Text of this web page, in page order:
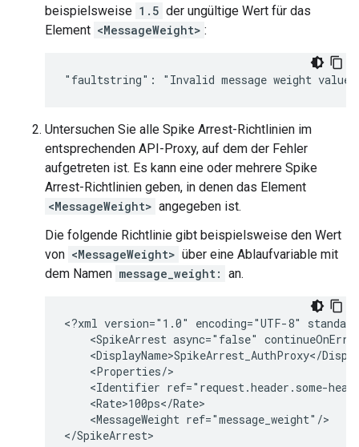
beispielsweise 1.5 der ungültige Wert für das
Element <MessageWeight> :
Untersuchen Sie alle Spike Arrest-Richtlinien im
entsprechenden API-Proxy, auf dem der Fehler
aufgetreten ist. Es kann eine oder mehrere Spike
Arrest-Richtlinien geben, in denen das Element
<MessageWeight> angegeben ist.
Die folgende Richtlinie gibt beispielsweise den Wert
von <MessageWeight> über eine Ablaufvariable mit
dem Namen message_weight: an.
<?xml version="1.0" encoding="UTF-8"
<SpikeArrest async="false"
<DisplayName>SpikeArrest_AuthProxy</
    <Properties/>
<Identifier ref="request.header.some-
    <Rate>100ps</Rate>
    <MessageWeight ref="message_weight"/>